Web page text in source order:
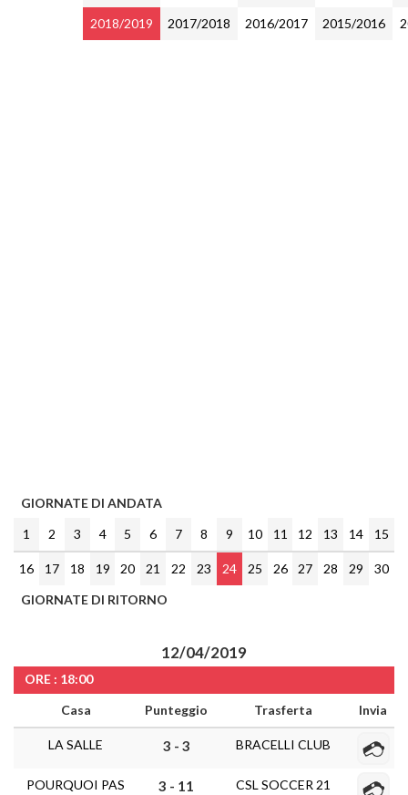
2018/2019 2017/2018 2016/2017 2015/2016
GIORNATE DI ANDATA
1
2 3 4 5 6 7 8 9 10 11 12 13 14 15
16 17 18 19 20 21 22 23 24 25 26 27 28 29
30
GIORNATE DI RITORNO
12/04/2019
ORE : 18:00
Casa
Punteggio Trasferta Invia
LA SALLE 3 - 3 BRACELLI CLUB
POURQUOI PAS 3 - 11 CSL SOCCER 21